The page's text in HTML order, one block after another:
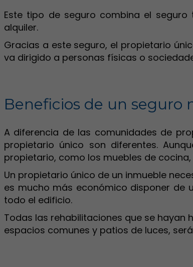
Este tipo de seguro combina el
alquiler.
Gracias a este seguro, el propietario
va dirigido a personas físicas o
Beneficios de un
A diferencia de las comunidades de
propietario único son diferentes.
propietario, como los muebles de
Un propietario único de un inmueble
es mucho más económico disponer de
todo el edificio.
Todas las rehabilitaciones que se
espacios comunes y patios de luces,